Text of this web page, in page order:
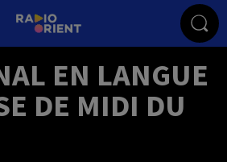
EN LANGUE
DE MIDI DU